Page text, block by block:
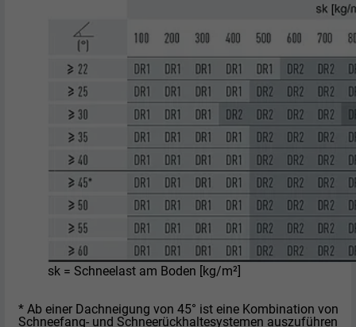
sk = Schneelast am Boden [kg/m²]
* Ab einer Dachneigung von 45° ist eine Kombination von
Schneefang- und Schneerückhaltesystemen auszuführen